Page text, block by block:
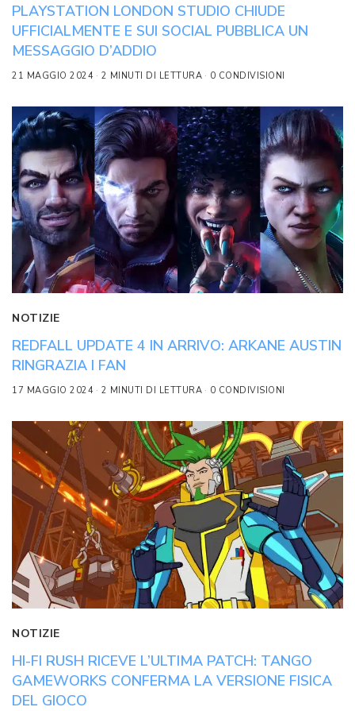
PLAYSTATION LONDON STUDIO CHIUDE
UFFICIALMENTE E SUI SOCIAL PUBBLICA UN
MESSAGGIO D’ADDIO
21 MAGGIO 2024 2 MINUTI DI LETTURA 0 CONDIVISIONI
NOTIZIE
REDFALL UPDATE 4 IN ARRIVO: ARKANE AUSTIN
RINGRAZIA I FAN
17 MAGGIO 2024 2 MINUTI DI LETTURA 0 CONDIVISIONI
NOTIZIE
HI-FI RUSH RICEVE L’ULTIMA PATCH: TANGO
GAMEWORKS CONFERMA LA VERSIONE FISICA
DEL GIOCO